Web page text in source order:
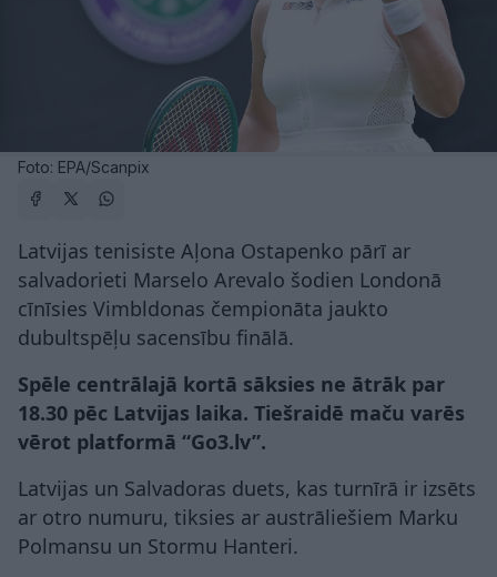
Foto: EPA/Scanpix
Latvijas tenisiste Aļona Ostapenko pārī ar
salvadorieti Marselo Arevalo šodien Londonā
cīnīsies Vimbldonas čempionāta jaukto
dubultspēļu sacensību finālā.
Spēle centrālajā kortā sāksies ne ātrāk par
18.30 pēc Latvijas laika. Tiešraidē maču varēs
vērot platformā “Go3.lv”.
Latvijas un Salvadoras duets, kas turnīrā ir izsēts
ar otro numuru, tiksies ar austrāliešiem Marku
Polmansu un Stormu Hanteri.